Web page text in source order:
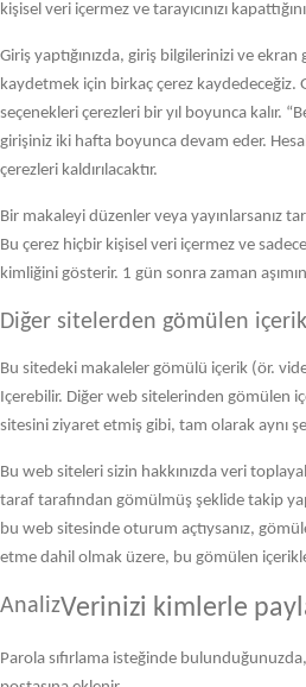
kişisel veri içermez ve tarayıcınızı
Giriş yaptığınızda, giriş bilgilerinizi ve
kaydetmek için birkaç çerez kaydedeceğiz.
seçenekleri çerezleri bir yıl boyunca kalır.
girişiniz iki hafta boyunca devam eder.
çerezleri kaldırılacaktır.
Bir makaleyi düzenler veya yayınlarsanız
Bu çerez hiçbir kişisel veri içermez ve
kimliğini gösterir. 1 gün sonra zaman
Diğer sitelerden gömülen içerik
Bu sitedeki makaleler gömülü içerik (ör.
Içerebilir. Diğer web sitelerinden gömülen
sitesini ziyaret etmiş gibi, tam olarak aynı
Bu web siteleri sizin hakkınızda veri
taraf tarafından gömülmüş şeklide takip
bu web sitesinde oturum açtıysanız,
etme dahil olmak üzere, bu gömülen
AnalizVerinizi kimlerle
Parola sıfırlama isteğinde